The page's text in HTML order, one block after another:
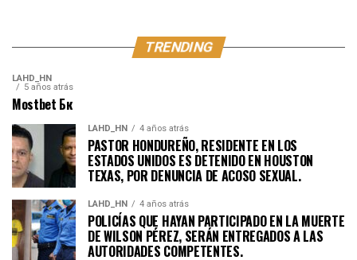
TRENDING
LAHD_HN
5 años atrás
Mostbet Бк
LAHD_HN 4 años atrás
PASTOR HONDUREÑO, RESIDENTE EN LOS
ESTADOS UNIDOS ES DETENIDO EN HOUSTON
TEXAS, POR DENUNCIA DE ACOSO SEXUAL.
LAHD_HN 4 años atrás
POLICÍAS QUE HAYAN PARTICIPADO EN LA MUERTE
DE WILSON PÉREZ, SERÁN ENTREGADOS A LAS
AUTORIDADES COMPETENTES.